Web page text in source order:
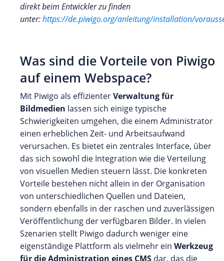
direkt beim Entwickler zu finden
unter:https://de.piwigo.org/anleitung/installation/
Was sind die Vorteile von Piwigo
auf einem Webspace?
Mit Piwigo als effizienterVerwaltung für
Bildmedien lassen sich einige typische
Schwierigkeiten umgehen, die einem Administrator
einen erheblichen Zeit- und Arbeitsaufwand
verursachen. Es bietet ein zentrales Interface, über
das sich sowohl die Integration wie die Verteilung
von visuellen Medien steuern lässt. Die konkreten
Vorteile bestehen nicht allein in der Organisation
von unterschiedlichen Quellen und Dateien,
sondern ebenfalls in der raschen und zuverlässigen
Veröffentlichung der verfügbaren Bilder. In vielen
Szenarien stellt Piwigo dadurch weniger eine
eigenständige Plattform als vielmehr ein Werkzeug
für die Administration eines CMS dar, das die